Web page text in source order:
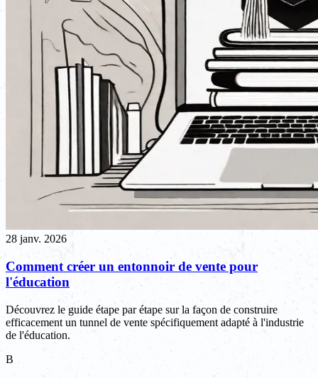
28 janv. 2026
Comment créer un entonnoir de vente pour
l'éducation
Découvrez le guide étape par étape sur la façon de construire
efficacement un tunnel de vente spécifiquement adapté à l'industrie
de l'éducation.
B